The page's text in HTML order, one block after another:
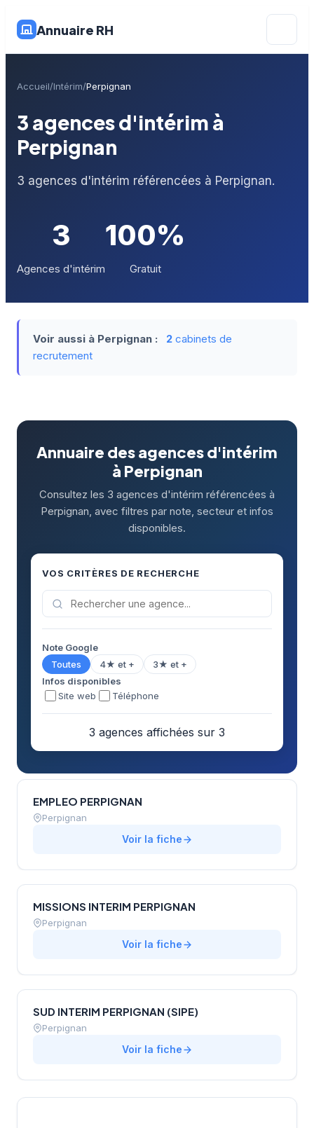
Annuaire RH
Accueil Intérim Perpignan
3 agences d'intérim à
Perpignan
3 agences d'intérim référencées à Perpignan.
3
Agences d'intérim
100%
Gratuit
Voir aussi à Perpignan : 2 cabinets de
recrutement
Annuaire des agences d'intérim
à Perpignan
Consultez les 3 agences d'intérim référencées à
Perpignan, avec filtres par note, secteur et infos
disponibles.
VOS CRITÈRES DE RECHERCHE
Note Google
Toutes
4★ et +
3★ et +
Infos disponibles
Site web
Téléphone
3 agences affichées sur 3
EMPLEO PERPIGNAN
Perpignan
Voir la fiche
MISSIONS INTERIM PERPIGNAN
Perpignan
Voir la fiche
SUD INTERIM PERPIGNAN (SIPE)
Perpignan
Voir la fiche